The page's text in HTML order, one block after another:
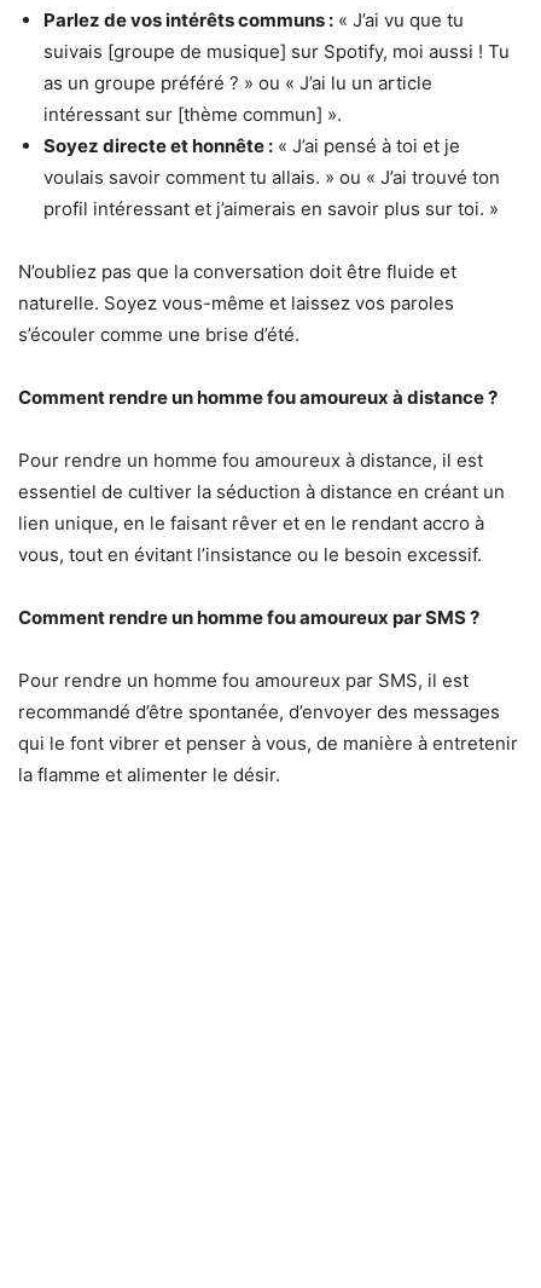
Parlez de vos intérêts communs : « J’ai vu que tu
suivais [groupe de musique] sur Spotify, moi aussi ! Tu
as un groupe préféré ? » ou « J’ai lu un article
intéressant sur [thème commun] ».
Soyez directe et honnête : « J’ai pensé à toi et je
voulais savoir comment tu allais. » ou « J’ai trouvé ton
profil intéressant et j’aimerais en savoir plus sur toi. »
N’oubliez pas que la conversation doit être fluide et
naturelle. Soyez vous-même et laissez vos paroles
s’écouler comme une brise d’été.
Comment rendre un homme fou amoureux à distance ?
Pour rendre un homme fou amoureux à distance, il est
essentiel de cultiver la séduction à distance en créant un
lien unique, en le faisant rêver et en le rendant accro à
vous, tout en évitant l’insistance ou le besoin excessif.
Comment rendre un homme fou amoureux par SMS ?
Pour rendre un homme fou amoureux par SMS, il est
recommandé d’être spontanée, d’envoyer des messages
qui le font vibrer et penser à vous, de manière à entretenir
la flamme et alimenter le désir.